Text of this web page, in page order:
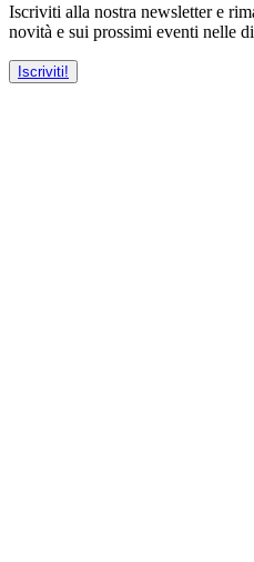
Iscriviti alla nostra newsletter e
novità e sui prossimi eventi nelle
Iscriviti!